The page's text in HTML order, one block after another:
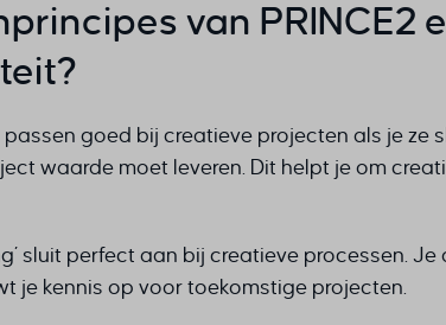
van PRINCE2
passen goed bij creatieve projecten als je ze
waarde moet leveren. Dit helpt je om
sluit perfect aan bij creatieve processen.
je kennis op voor toekomstige projecten.